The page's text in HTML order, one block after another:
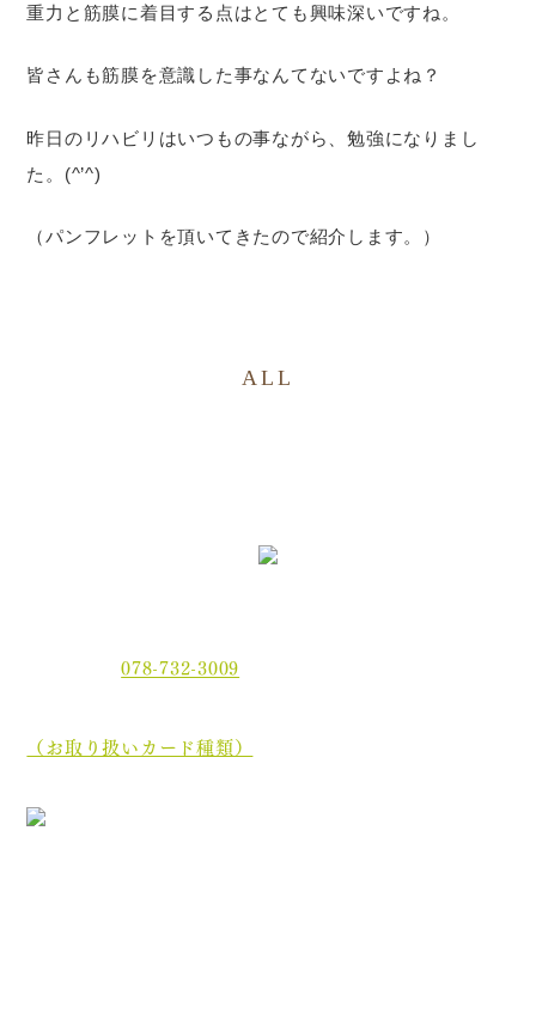
重力と筋膜に着目する点はとても興味深いですね。
皆さんも筋膜を意識した事なんてないですよね？
昨日のリハビリはいつもの事ながら、勉強になりまし
た。(^’^)
（パンフレットを頂いてきたので紹介します。）
ALL
電話番号：078-732-3009
（お取り扱いカード種類）